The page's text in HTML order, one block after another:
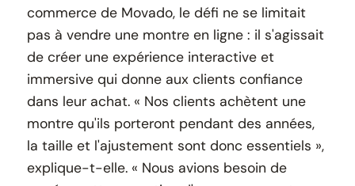
commerce de Movado, le défi ne se limitait
pas à vendre une montre en ligne : il s'agissait
de créer une expérience interactive et
immersive qui donne aux clients confiance
dans leur achat. « Nos clients achètent une
montre qu'ils porteront pendant des années,
la taille et l'ajustement sont donc essentiels »,
explique-t-elle. « Nous avions besoin de